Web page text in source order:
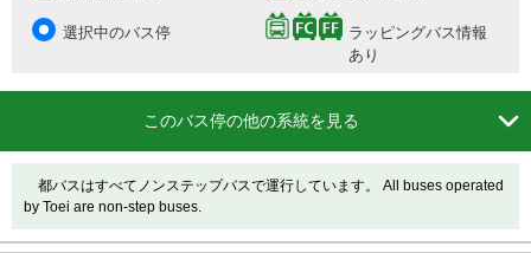
選択中のバス停
ラッピングバス情報
あり
このバス停の他の系統を見る 
都バスはすべてノンステップバスで運行しています。 All buses operated
by Toei are non-step buses.